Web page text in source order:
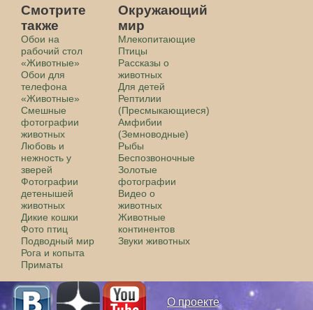
Смотрите
также
Обои на
рабочий стол
«Животные»
Обои для
телефона
«Животные»
Смешные
фотографии
животных
Любовь и
нежность у
зверей
Фотографии
детенышей
животных
Дикие кошки
Фото птиц
Подводный мир
Рога и копыта
Приматы
Окружающий
мир
Млекопитающие
Птицы
Рассказы о
животных
Для детей
Рептилии
(Пресмыкающиеся)
Амфибии
(Земноводные)
Рыбы
Беспозвоночные
Золотые
фотографии
Видео о
животных
Животные
континентов
Звуки животных
О проекте